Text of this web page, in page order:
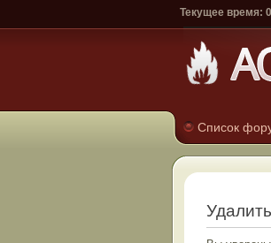
Текущее время:
Список